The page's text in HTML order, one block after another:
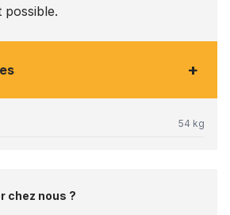
possible.
+
54 kg
chez nous ?